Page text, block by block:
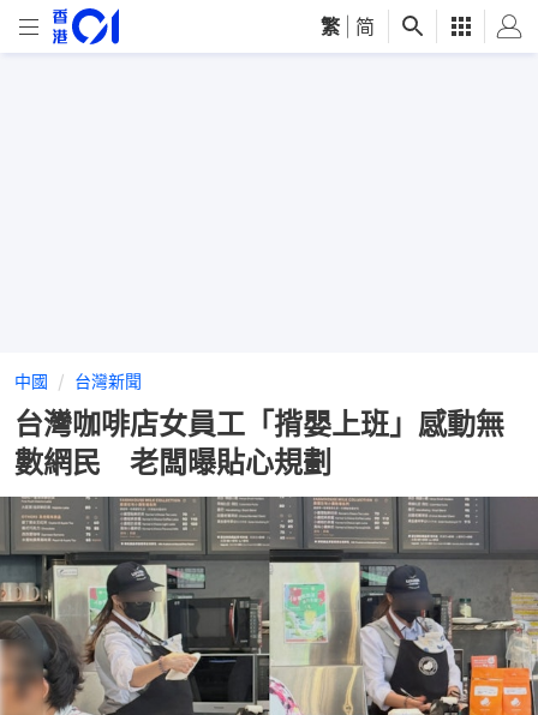
繁 简
中國 台灣新聞
台灣咖啡店女員工「揹嬰上班」感動無
數網民 老闆曝貼心規劃